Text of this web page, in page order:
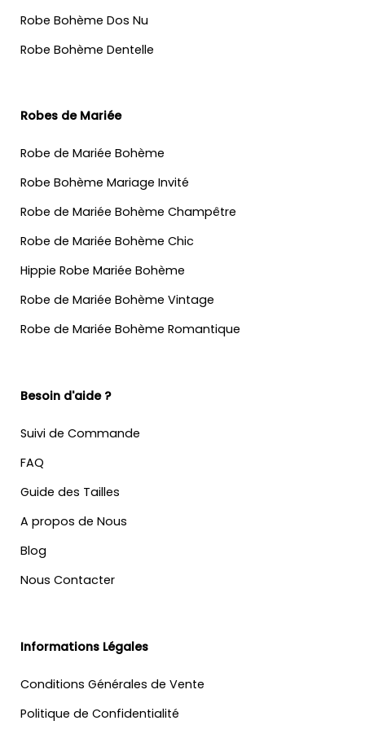
Robe Bohème Dos Nu
Robe Bohème Dentelle
Robes de Mariée
Robe de Mariée Bohème
Robe Bohème Mariage Invité
Robe de Mariée Bohème Champêtre
Robe de Mariée Bohème Chic
Hippie Robe Mariée Bohème
Robe de Mariée Bohème Vintage
Robe de Mariée Bohème Romantique
Besoin d'aide ?
Suivi de Commande
FAQ
Guide des Tailles
A propos de Nous
Blog
Nous Contacter
Informations Légales
Conditions Générales de Vente
Politique de Confidentialité